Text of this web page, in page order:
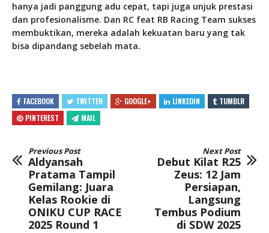
hanya jadi panggung adu cepat, tapi juga unjuk prestasi
dan profesionalisme. Dan RC feat RB Racing Team sukses
membuktikan, mereka adalah kekuatan baru yang tak
bisa dipandang sebelah mata.
FACEBOOK TWITTER GOOGLE+ LINKEDIN
TUMBLR
PINTEREST
MAIL
Previous Post
Aldyansah
Pratama Tampil
Gemilang: Juara
Kelas Rookie di
ONIKU CUP RACE
2025 Round 1
Next Post
Debut Kilat R25
Zeus: 12 Jam
Persiapan,
Langsung
Tembus Podium
di SDW 2025